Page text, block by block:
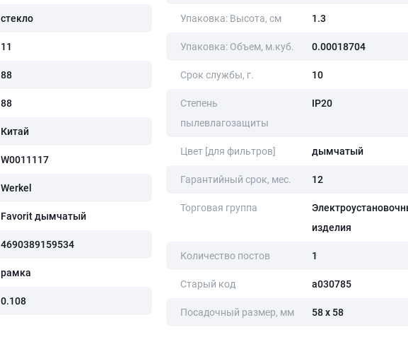
стекло
11
88
88
Китай
W0011117
Werkel
Favorit дымчатый
4690389159534
рамка
0.108
Упаковка: Высота, cм 1.3
Упаковка: Объем, м.куб. 0.00018704
Срок службы, г. 10
Степень
пылевлагозащиты
IP20
Цвет [для фильтров] дымчатый
Гарантийный срок, мес. 12
Торговая группа
изделия
Количество постов 1
Старый код a030785
Посадочный размер, мм 58 х 58